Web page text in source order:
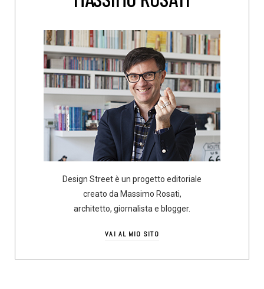
Design Street è un progetto editoriale
creato da Massimo Rosati,
architetto, giornalista e blogger.
VAI AL MIO SITO